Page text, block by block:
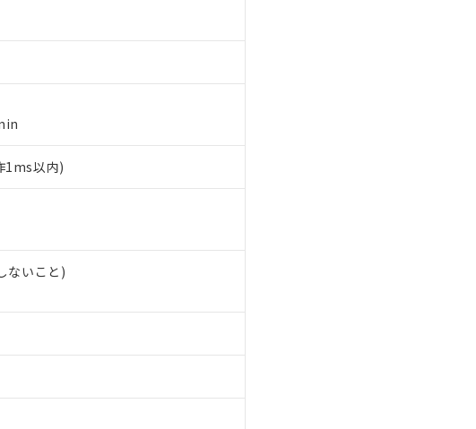
1ms以内)
ないこと)
拠点は「
の事前の承諾なく第三者に漏洩または開示しないようお願いしま
ービス）をご利用いただくには、I-Webメンバーズにご登録され
ご登録された部品リストについて、当社および当社の共同利用者
お客様との取引・商談に必要な範囲で利用することをご了承くだ
報の共同利用に関して"
ことができます。
るもので、過去に遡って非含有を証明するものではありません。
４物質の対応では、対応完了までの期間は出荷製品に未対応品が
しておりました。
していることから、特段のことがない限り、2022年1月12日よ
基準値以下であることを示します。
物質が外部に漏えいし、環境に深刻な影響を及ぼさない年数を意
問い合わせください。
する場合は、上記1、2および3の内容を当該第三者に通知します。
係わる関係者が違法に輸出するおそれがある場合は、取り引きをい
する キャンセル
いては、お客様のお取引先、またはお客様担当のオムロン制御
認ください)
情報を公開していない機種